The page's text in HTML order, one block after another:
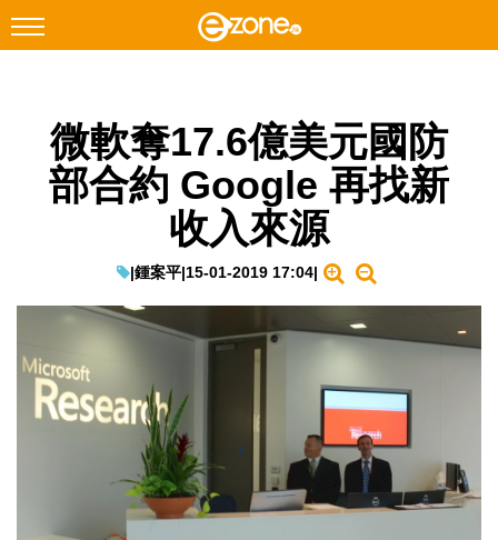
Facebook Instagram
科技焦點
教學評測
EduTech
IT Times
生成式AI與雲端應用
Enterprise Digital Transformation
微軟奪17.6億美元國防
部合約 Google 再找新
收入來源
|鍾案平|15-01-2019 17:04|